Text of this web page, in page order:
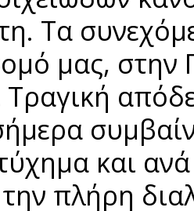
Τα
μας, στην
και
πλήρη